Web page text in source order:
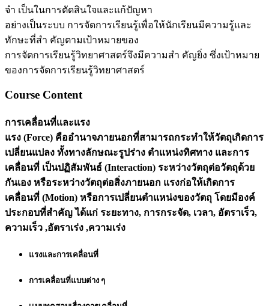
จำ เป็นในการตัดสินใจและแก้ปัญหา
อย่างเป็นระบบ การจัดการเรียนรู้เพื่อให้นักเรียนมีความรู้และ
ทักษะที่สำ คัญตามเป้าหมายของ
การจัดการเรียนรู้วิทยาศาสตร์จึงมีความสำ คัญยิ่ง ซึ่งเป้าหมาย
ของการจัดการเรียนรู้วิทยาศาสตร์
Course Content
การเคลื่อนที่เเละเเรง
แรง (Force) คืออำนาจภายนอกที่สามารถกระทำให้วัตถุเกิดการ
เปลี่ยนแปลง ทั้งทางลักษณะรูปร่าง ตำแหน่งทิศทาง และการ
เคลื่อนที่ เป็นปฏิสัมพันธ์ (Interaction) ระหว่างวัตถุต่อวัตถุด้วย
กันเอง หรือระหว่างวัตถุต่อสิ่งภายนอก แรงก่อให้เกิดการ
เคลื่อนที่ (Motion) หรือการเปลี่ยนตำแหน่งของวัตถุ โดยมีองค์
ประกอบที่สำคัญ ได้แก่ ระยะทาง, การกระจัด, เวลา, อัตราเร็ว,
ความเร็ว ,อัตราเร่ง ,ความเร่ง
แรงและการเคลื่อนที่
การเคลื่อนที่แบบต่าง ๆ